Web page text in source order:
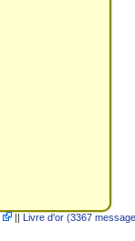
|| Livre d'or (3367